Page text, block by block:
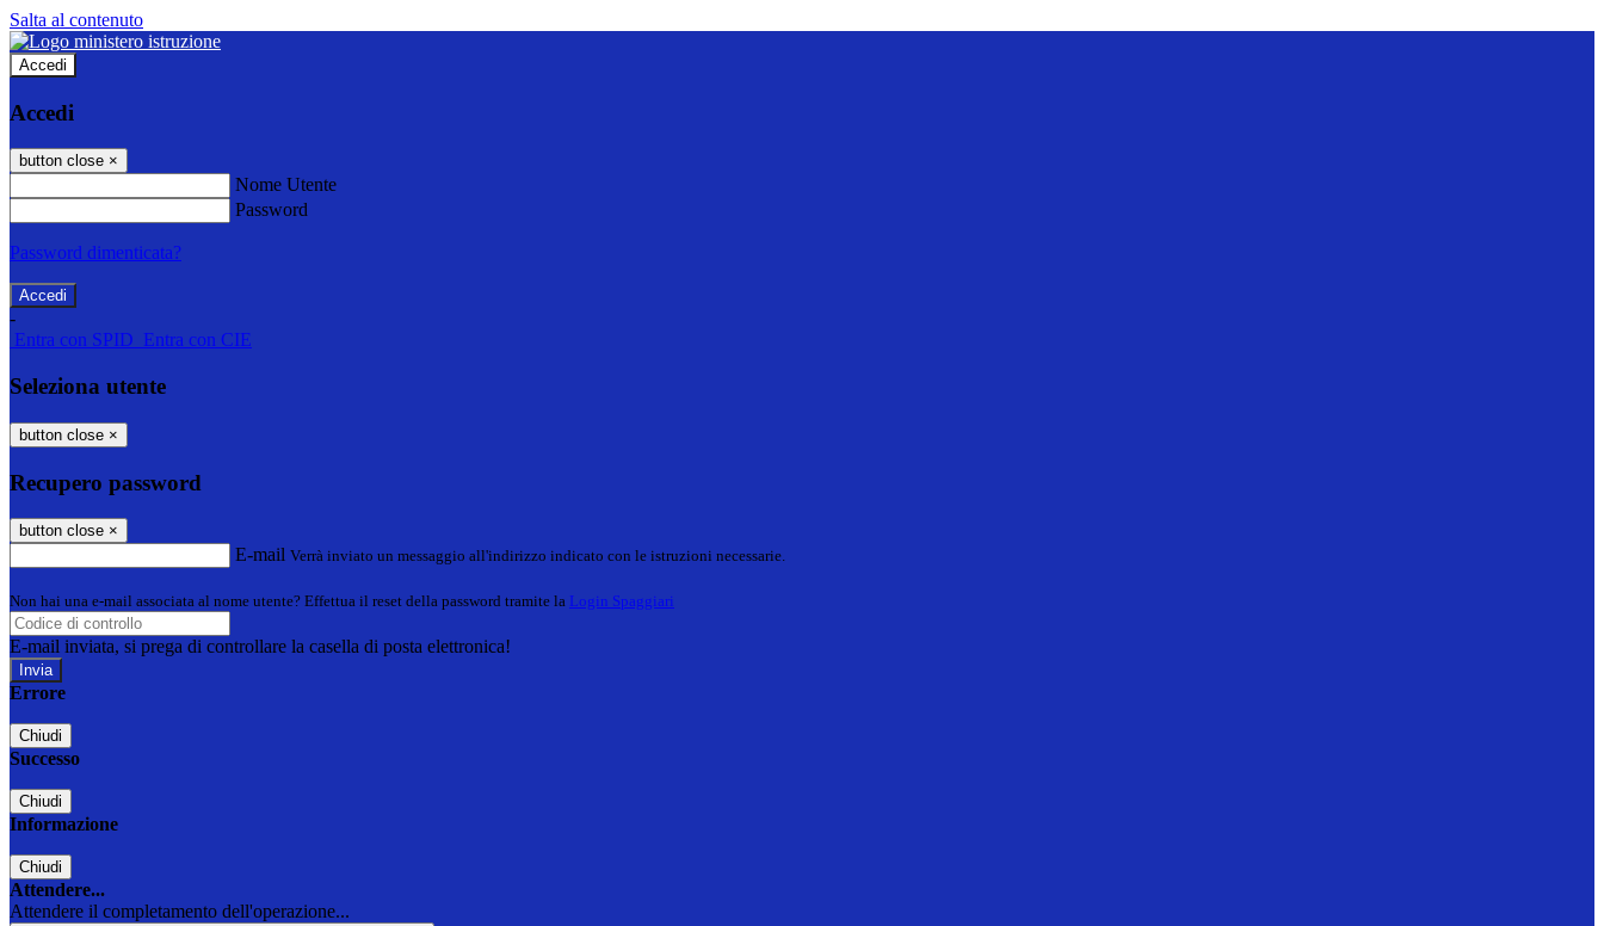
Salta al contenuto
Accedi
Accedi
button close ×
Nome Utente
Password
Password dimenticata?
-
Entra con SPID Entra con CIE
Seleziona utente
button close ×
Recupero password
button close ×
E-mail Verrà inviato un messaggio all'indirizzo indicato con le istruzioni necessarie.
Non hai una e-mail associata al nome utente? Effettua il reset della password tramite la Login Spaggiari
E-mail inviata, si prega di controllare la casella di posta elettronica!
Errore
Chiudi
Successo
Chiudi
Informazione
Chiudi
Attendere...
Attendere il completamento dell'operazione...